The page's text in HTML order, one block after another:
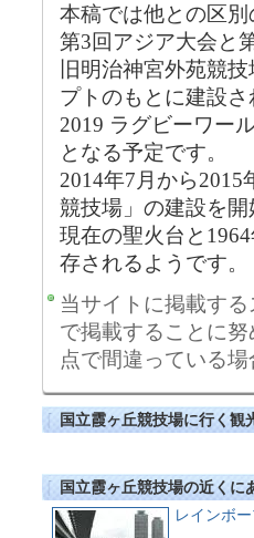
本稿では他との区
第3回アジア大会と
旧明治神宮外苑競
プトのもとに建設さ
2019 ラグビーワー
となる予定です。
2014年7月から
競技場」の建設を
現在の聖火台と
存されるようです。
当サイトに掲載す
で掲載することに
点で間違っている
国立霞ヶ丘競技場に行く観
国立霞ヶ丘競技場の近くに
レインボ